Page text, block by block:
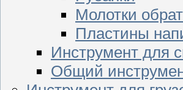
Молотки
Пластины
Инструмент для
Общий